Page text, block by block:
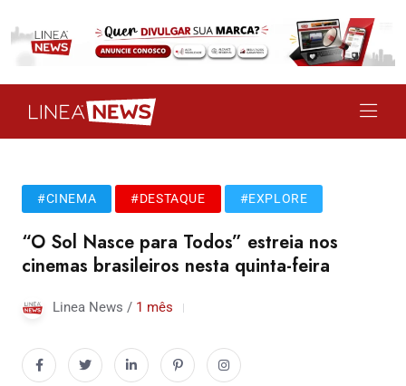
#CINEMA #DESTAQUE #EXPLORE
“O Sol Nasce para Todos” estreia nos
cinemas brasileiros nesta quinta-feira
Linea News / 1 mês